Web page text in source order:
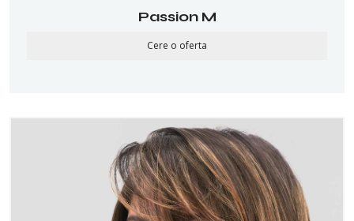
Passion M
Cere o oferta